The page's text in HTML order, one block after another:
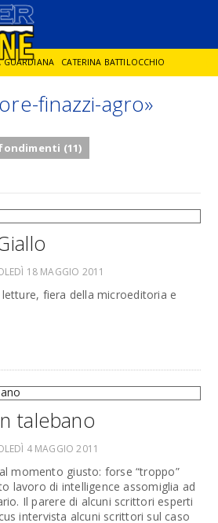
GUARDIANA CATERINA BATTILOCCHIO
IN CORNICE GIANCARLO DE CATALDO
finazzi-agro»
(11)
18 MAGGIO 2011
fiera della microeditoria e
talebano
4 MAGGIO 2011
momento giusto: forse “troppo”
lavoro di intelligence assomiglia ad
Il parere di alcuni scrittori esperti
intervista alcuni scrittori sul caso